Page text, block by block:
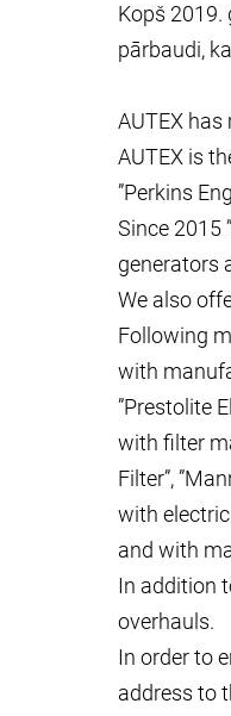
Kopš
pārbaudi,
AUTEX
AUTEX is
”Perkins
Since 2015
generators
We also
Following
with
”Prestolite
with filter
Filter”,
with electric
and with
In addition
overhauls.
In order to
address to